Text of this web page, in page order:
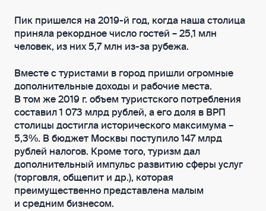
Пик пришелся на 2019-й год, когда наша столица
приняла рекордное число гостей – 25,1 млн
человек, из них 5,7 млн из-за рубежа.
Вместе с туристами в город пришли огромные
дополнительные доходы и рабочие места.
В том же 2019 г. объем туристского потребления
составил 1 073 млрд рублей, а его доля в ВРП
столицы достигла исторического максимума –
5,3%. В бюджет Москвы поступило 147 млрд
рублей налогов. Кроме того, туризм дал
дополнительный импульс развитию сферы услуг
(торговля, общепит и др.), которая
преимущественно представлена малым
и средним бизнесом.